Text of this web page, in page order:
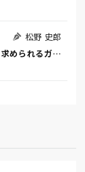
松野 史郎
日本の中堅・中小ファミリービジネスに求められるガバナンスに関する一考察